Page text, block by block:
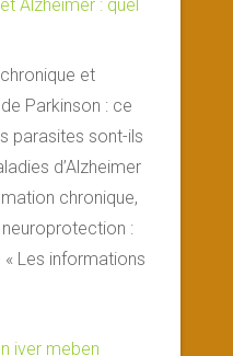
Alzheimer : quel
et
Parkinson : ce
parasites sont-ils
d’Alzheimer
chronique,
:
Les informations